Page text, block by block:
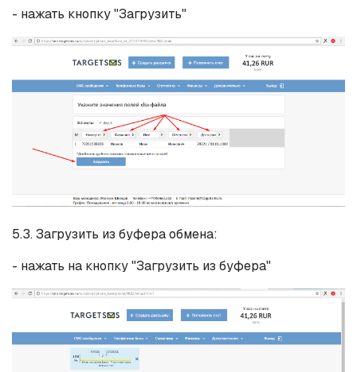
- нажать кнопку "Загрузить"
5.3. Загрузить из буфера обмена:
- нажать на кнопку "Загрузить из буфера"